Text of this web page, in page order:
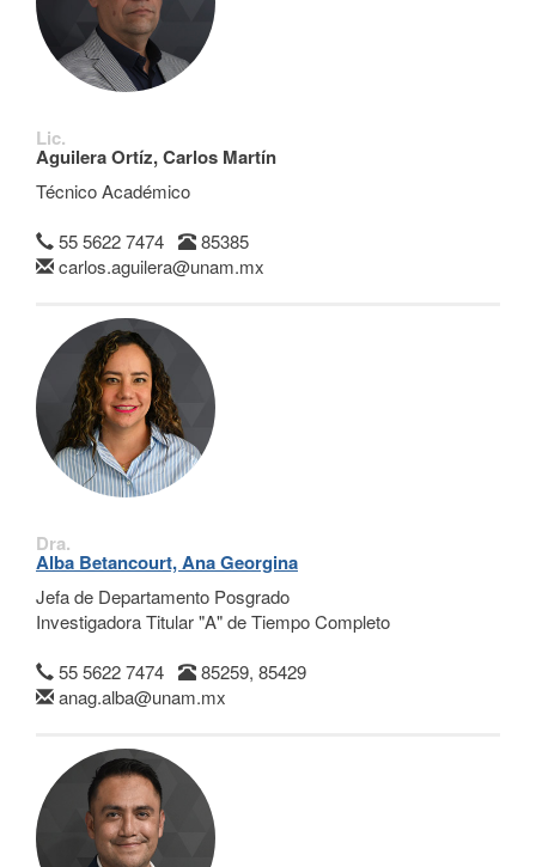
Lic.
Aguilera Ortíz, Carlos Martín
Técnico Académico
55 5622 7474
85385
carlos.aguilera@unam.mx
Dra.
Alba Betancourt, Ana Georgina
Jefa de Departamento Posgrado
Investigadora Titular "A" de Tiempo Completo
55 5622 7474
85259, 85429
anag.alba@unam.mx